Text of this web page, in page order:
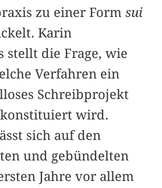
zu einer Formsui
Karin
stellt die Frage, wie
Verfahren ein
Schreibprojekt
konstituiert wird.
sich auf den
und gebündelten
Jahre vor allem